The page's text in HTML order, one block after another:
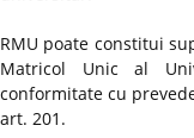
RMU poate constitui
Matricol Unic al
conformitate cu
art. 201.